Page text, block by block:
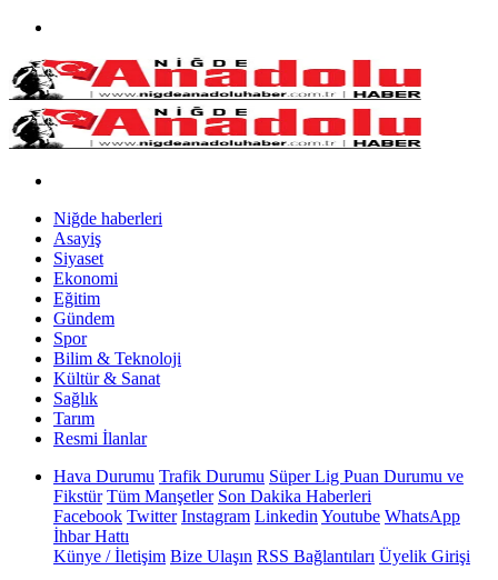
Niğde haberleri
Asayiş
Siyaset
Ekonomi
Eğitim
Gündem
Spor
Bilim & Teknoloji
Kültür & Sanat
Sağlık
Tarım
Resmi İlanlar
Hava Durumu Trafik Durumu Süper Lig Puan Durumu ve
Fikstür Tüm Manşetler Son Dakika Haberleri
Facebook Twitter Instagram Linkedin Youtube WhatsApp
İhbar Hattı
Künye / İletişim Bize Ulaşın RSS Bağlantıları Üyelik Girişi